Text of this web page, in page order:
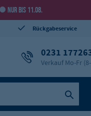
NUR BIS 11.08.
Rückgabeservice
0231
Verkauf Mo-Fr